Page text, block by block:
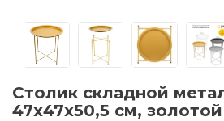
Столик складной
47х47х50,5 см, золотой